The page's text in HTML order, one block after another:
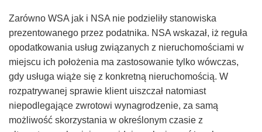
Zarówno WSA jak i NSA nie podzieliły stanowiska
prezentowanego przez podatnika. NSA wskazał, iż reguła
opodatkowania usług związanych z nieruchomościami w
miejscu ich położenia ma zastosowanie tylko wówczas,
gdy usługa wiąże się z konkretną nieruchomością. W
rozpatrywanej sprawie klient uiszczał natomiast
niepodlegające zwrotowi wynagrodzenie, za samą
możliwość skorzystania w określonym czasie z